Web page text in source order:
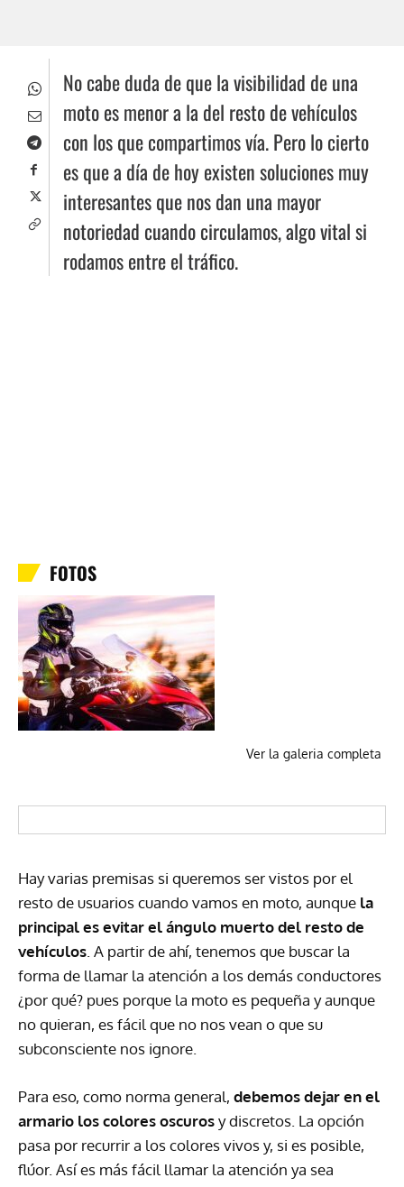
No cabe duda de que la visibilidad de una
moto es menor a la del resto de vehículos
con los que compartimos vía. Pero lo cierto
es que a día de hoy existen soluciones muy
interesantes que nos dan una mayor
notoriedad cuando circulamos, algo vital si
rodamos entre el tráfico.
FOTOS
Ver la galeria completa
Hay varias premisas si queremos ser vistos por el
resto de usuarios cuando vamos en moto, aunque la
principal es evitar el ángulo muerto del resto de
vehículos. A partir de ahí, tenemos que buscar la
forma de llamar la atención a los demás conductores
¿por qué? pues porque la moto es pequeña y aunque
no quieran, es fácil que no nos vean o que su
subconsciente nos ignore.
Para eso, como norma general, debemos dejar en el
armario los colores oscurosy discretos. La opción
pasa por recurrir a los colores vivos y, si es posible,
flúor. Así es más fácil llamar la atención ya sea